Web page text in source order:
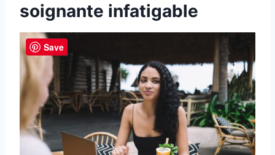
soignante infatigable
Save